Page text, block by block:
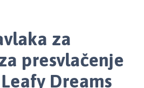
za
presvlačenje
Dreams